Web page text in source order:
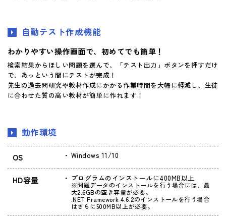
自動テスト作成機能
わかりやすい操作画面で、初めてでも簡単！
検索結果からほしい問題を選んで、「テスト出力」ボタンを押すだけ
で、あっという間にテストが完成！
先生の過去問研究や教材作成にかかる作業時間を大幅に軽減し、生徒
に合わせた質の高い教材が簡単に作れます！
動作環境
OS Windows 11/10
HD容量 プログラムのインストールに400MB以上
※問題データのインストールを行う場合には、最
大2.6GBの空き容量が必要。
.NET Framework 4.6.2のインストールを行う場合
はさらに500MB以上が必要。